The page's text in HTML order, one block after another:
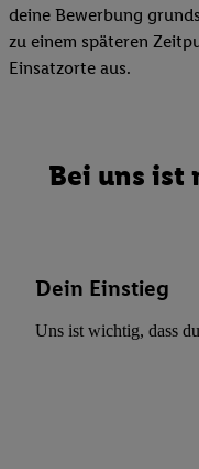
deine Bewerbung
zu einem späteren
Einsatzorte aus.
Bei uns ist
Dein Einstieg
Uns ist wichtig, dass